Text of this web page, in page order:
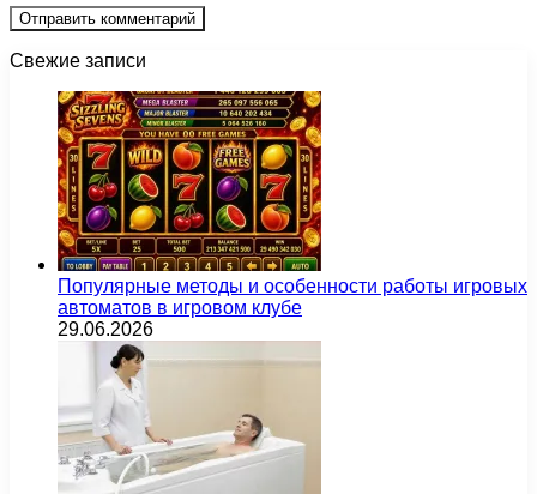
Свежие записи
Популярные методы и особенности работы игровых
автоматов в игровом клубе
29.06.2026